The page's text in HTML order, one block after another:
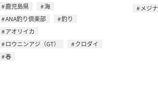
鹿児島県
海
ANA釣り倶楽部
釣り
アオリイカ
ロウニンアジ（GT）
クロダイ
春
メジナ